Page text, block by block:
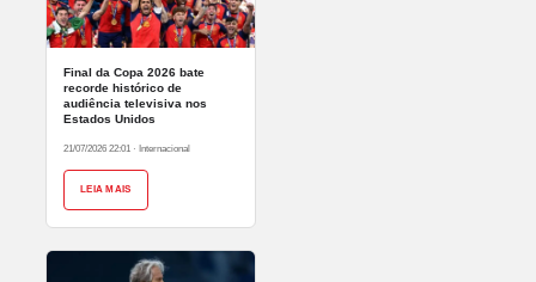
Final da Copa 2026 bate
recorde histórico de
audiência televisiva nos
Estados Unidos
21/07/2026 22:01 · Internacional
LEIA MAIS